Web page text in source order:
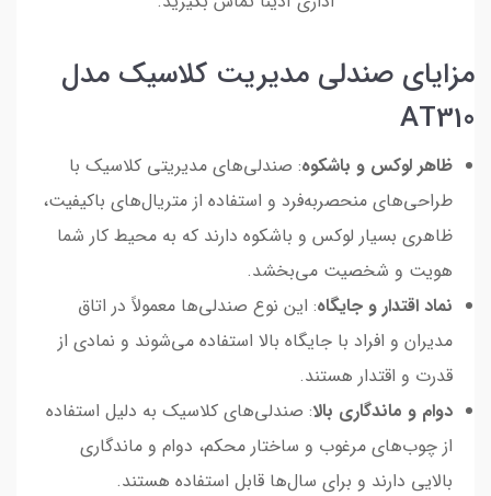
مزایای صندلی مدیریت کلاسیک مدل
AT310
ظاهر لوکس و باشکوه: صندلی‌های مدیریتی کلاسیک با
طراحی‌های منحصربه‌فرد و استفاده از متریال‌های باکیفیت،
ظاهری بسیار لوکس و باشکوه دارند که به محیط کار شما
هویت و شخصیت می‌بخشد.
نماد اقتدار و جایگاه: این نوع صندلی‌ها معمولاً در اتاق
مدیران و افراد با جایگاه بالا استفاده می‌شوند و نمادی از
قدرت و اقتدار هستند.
دوام و ماندگاری بالا: صندلی‌های کلاسیک به دلیل استفاده
از چوب‌های مرغوب و ساختار محکم، دوام و ماندگاری
بالایی دارند و برای سال‌ها قابل استفاده هستند.